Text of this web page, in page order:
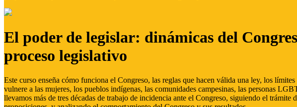
El poder de legislar: dinámicas del
proceso legislativo
Este curso enseña cómo funciona el Congreso, las reglas que hacen válida una ley, los
vulnere a las mujeres, los pueblos indígenas, las comunidades campesinas, las personas
llevamos más de tres décadas de trabajo de incidencia ante el Congreso, siguiendo el